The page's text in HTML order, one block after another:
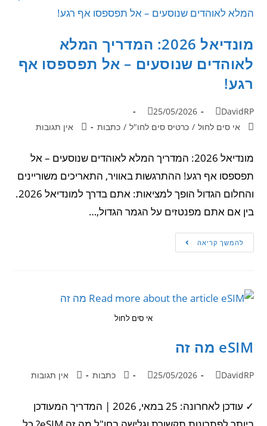
מונדיאל 2026: המדריך המלא
לאוהדים שנוסעים – אל תפספסו אף
רגע!
DavidRP
25/05/2026
אי סים לחול / כרטיס סים לחו"ל / כתבות אין תגובות
מונדיאל 2026: המדריך המלא לאוהדים שנוסעים – אל
תפספסו אף רגע! ההתרגשות באוויר, התאריכים משוריינים
והחלום הגדול הופך למציאות: אתם בדרך למונדיאל 2026.
בין אם אתם מפנטזים על הגמר הגדול,…
להמשך קריאה
אי סים לחול
eSIM מה זה
DavidRP
25/05/2026 כתבות אין תגובות
✓ עודכן לאחרונה: 25 במאי, 2026 | המדריך המעודכן